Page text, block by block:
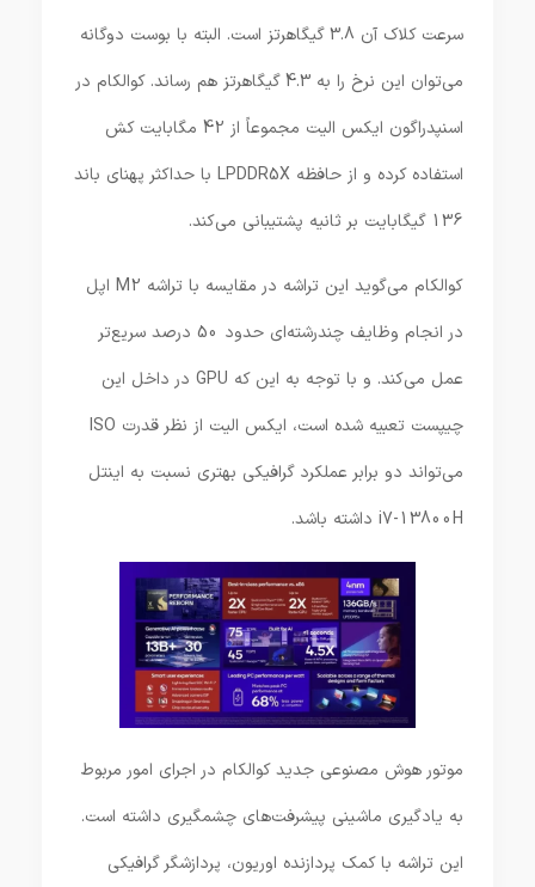
سرعت کلاک آن 3.8 گیگاهرتز است. البته با بوست دوگانه
می‌توان این نرخ را به 4.3 گیگاهرتز هم رساند. کوالکام در
اسنپدراگون ایکس الیت مجموعاً از 42 مگابایت کش
استفاده کرده و از حافظه LPDDR5X با حداکثر پهنای باند
136 گیگابایت بر ثانیه پشتیبانی می‌کند.
کوالکام می‌گوید این تراشه در مقایسه با تراشه M2 اپل
در انجام وظایف چندرشته‌ای حدود 50 درصد سریع‌تر
عمل می‌کند. و با توجه به این که GPU در داخل این
چیپست تعبیه شده است، ایکس الیت از نظر قدرت ISO
می‌تواند دو برابر عملکرد گرافیکی بهتری نسبت به اینتل
i7-13800H داشته باشد.
موتور هوش مصنوعی جدید کوالکام در اجرای امور مربوط
به یادگیری ماشینی پیشرفت‌های چشمگیری داشته است.
این تراشه با کمک پردازنده اوریون، پردازشگر گرافیکی